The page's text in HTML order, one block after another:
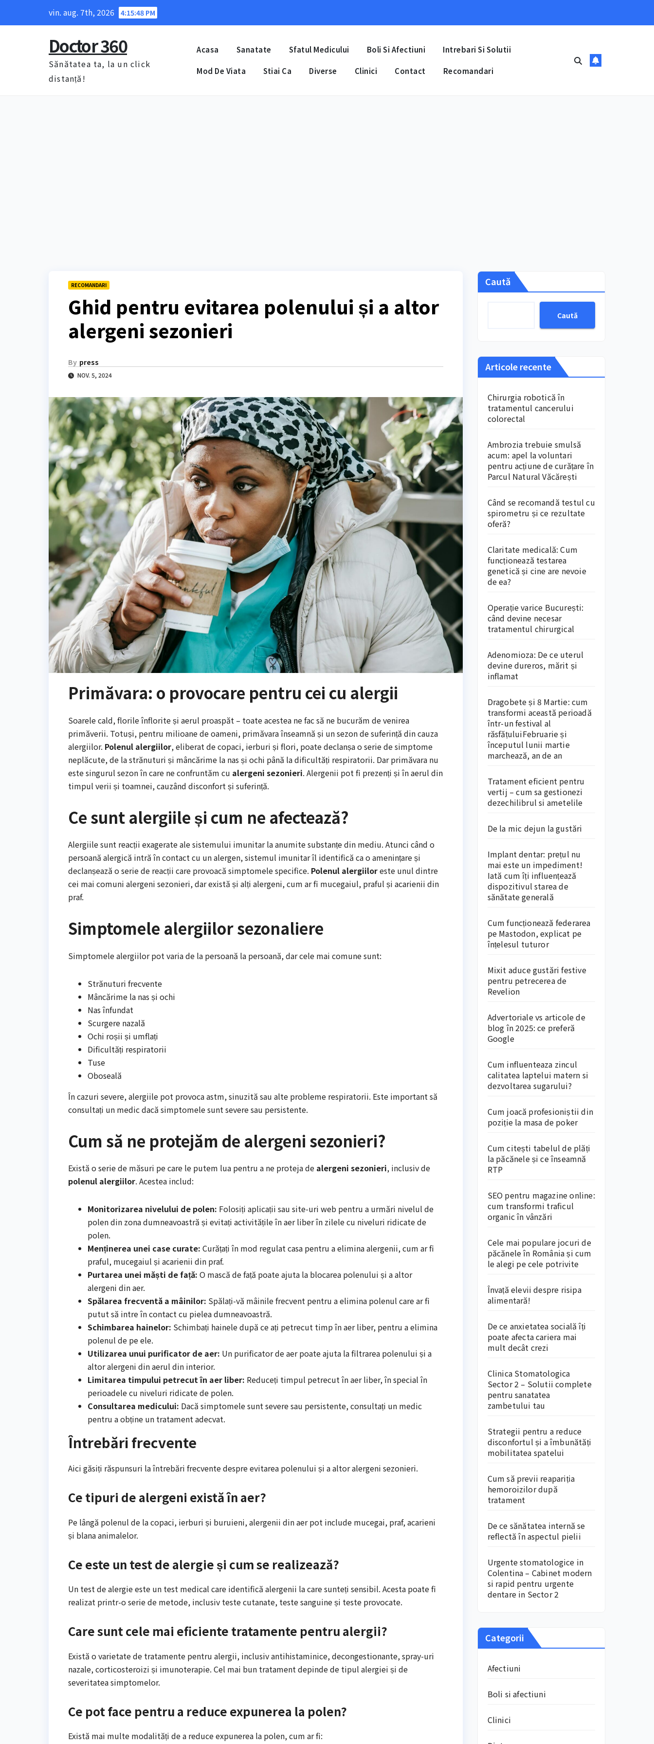
vin. aug. 7th, 2026 4:15:49 PM
Doctor 360
Sănătatea ta, la un click
distanță!
Acasa Sanatate Sfatul Medicului Boli Si Afectiuni Intrebari Si Solutii
Mod De Viata Stiai Ca Diverse Clinici Contact Recomandari
RECOMANDARI
Ghid pentru evitarea polenului și a altor
alergeni sezonieri
By press
NOV. 5, 2024
Primăvara: o provocare pentru cei cu alergii
Soarele cald, florile înflorite și aerul proaspăt – toate acestea ne fac să ne bucurăm de venirea
primăverii. Totuși, pentru milioane de oameni, primăvara înseamnă și un sezon de suferință din cauza
alergiilor. Polenul alergiilor, eliberat de copaci, ierburi și flori, poate declanșa o serie de simptome
neplăcute, de la strănuturi și mâncărime la nas și ochi până la dificultăți respiratorii. Dar primăvara nu
este singurul sezon în care ne confruntăm cu alergeni sezonieri. Alergenii pot fi prezenți și în aerul din
timpul verii și toamnei, cauzând disconfort și suferință.
Ce sunt alergiile și cum ne afectează?
Alergiile sunt reacții exagerate ale sistemului imunitar la anumite substanțe din mediu. Atunci când o
persoană alergică intră în contact cu un alergen, sistemul imunitar îl identifică ca o amenințare și
declanșează o serie de reacții care provoacă simptomele specifice. Polenul alergiiloreste unul dintre
cei mai comuni alergeni sezonieri, dar există și alți alergeni, cum ar fi mucegaiul, praful și acarienii din
praf.
Simptomele alergiilor sezonaliere
Simptomele alergiilor pot varia de la persoană la persoană, dar cele mai comune sunt:
Strănuturi frecvente
Mâncărime la nas și ochi
Nas înfundat
Scurgere nazală
Ochi roșii și umflați
Dificultăți respiratorii
Tuse
Oboseală
În cazuri severe, alergiile pot provoca astm, sinuzită sau alte probleme respiratorii. Este important să
consultați un medic dacă simptomele sunt severe sau persistente.
Cum să ne protejăm de alergeni sezonieri?
Există o serie de măsuri pe care le putem lua pentru a ne proteja de alergeni sezonieri, inclusiv de
polenul alergiilor. Acestea includ:
Monitorizarea nivelului de polen: Folosiți aplicații sau site-uri web pentru a urmări nivelul de
polen din zona dumneavoastră și evitați activitățile în aer liber în zilele cu niveluri ridicate de
polen.
Menținerea unei case curate: Curățați în mod regulat casa pentru a elimina alergenii, cum ar fi
praful, mucegaiul și acarienii din praf.
Purtarea unei măști de față: O mască de față poate ajuta la blocarea polenului și a altor
alergeni din aer.
Spălarea frecventă a mâinilor: Spălați-vă mâinile frecvent pentru a elimina polenul care ar fi
putut să intre în contact cu pielea dumneavoastră.
Schimbarea hainelor: Schimbați hainele după ce ați petrecut timp în aer liber, pentru a elimina
polenul de pe ele.
Utilizarea unui purificator de aer: Un purificator de aer poate ajuta la filtrarea polenului și a
altor alergeni din aerul din interior.
Limitarea timpului petrecut în aer liber: Reduceți timpul petrecut în aer liber, în special în
perioadele cu niveluri ridicate de polen.
Consultarea medicului: Dacă simptomele sunt severe sau persistente, consultați un medic
pentru a obține un tratament adecvat.
Întrebări frecvente
Aici găsiți răspunsuri la întrebări frecvente despre evitarea polenului și a altor alergeni sezonieri.
Ce tipuri de alergeni există în aer?
Pe lângă polenul de la copaci, ierburi și buruieni, alergenii din aer pot include mucegai, praf, acarieni
și blana animalelor.
Ce este un test de alergie și cum se realizează?
Un test de alergie este un test medical care identifică alergenii la care sunteți sensibil. Acesta poate fi
realizat printr-o serie de metode, inclusiv teste cutanate, teste sanguine și teste provocate.
Care sunt cele mai eficiente tratamente pentru alergii?
Există o varietate de tratamente pentru alergii, inclusiv antihistaminice, decongestionante, spray-uri
nazale, corticosteroizi și imunoterapie. Cel mai bun tratament depinde de tipul alergiei și de
severitatea simptomelor.
Ce pot face pentru a reduce expunerea la polen?
Există mai multe modalități de a reduce expunerea la polen, cum ar fi:
Caută
Caută
Articole recente
Chirurgia robotică în
tratamentul cancerului
colorectal
Ambrozia trebuie smulsă
acum: apel la voluntari
pentru acțiune de curățare în
Parcul Natural Văcărești
Când se recomandă testul cu
spirometru și ce rezultate
oferă?
Claritate medicală: Cum
funcționează testarea
genetică și cine are nevoie
de ea?
Operație varice București:
când devine necesar
tratamentul chirurgical
Adenomioza: De ce uterul
devine dureros, mărit și
inflamat
Dragobete și 8 Martie: cum
transformi această perioadă
într-un festival al
răsfățuluiFebruarie și
începutul lunii martie
marchează, an de an
Tratament eficient pentru
vertij – cum sa gestionezi
dezechilibrul si ametelile
De la mic dejun la gustări
Implant dentar: prețul nu
mai este un impediment!
Iată cum îți influențează
dispozitivul starea de
sănătate generală
Cum funcționează federarea
pe Mastodon, explicat pe
înțelesul tuturor
Mixit aduce gustări festive
pentru petrecerea de
Revelion
Advertoriale vs articole de
blog în 2025: ce preferă
Google
Cum influenteaza zincul
calitatea laptelui matern si
dezvoltarea sugarului?
Cum joacă profesioniștii din
poziție la masa de poker
Cum citești tabelul de plăți
la păcănele și ce înseamnă
RTP
SEO pentru magazine online:
cum transformi traficul
organic în vânzări
Cele mai populare jocuri de
păcănele în România și cum
le alegi pe cele potrivite
Învață elevii despre risipa
alimentară!
De ce anxietatea socială îți
poate afecta cariera mai
mult decât crezi
Clinica Stomatologica
Sector 2 – Solutii complete
pentru sanatatea
zambetului tau
Strategii pentru a reduce
disconfortul și a îmbunătăți
mobilitatea spatelui
Cum să previi reapariția
hemoroizilor după
tratament
De ce sănătatea internă se
reflectă în aspectul pielii
Urgente stomatologice in
Colentina – Cabinet modern
si rapid pentru urgente
dentare in Sector 2
Categorii
Afectiuni
Boli si afectiuni
Clinici